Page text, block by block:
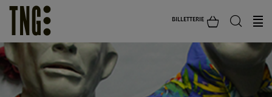
BILLETTERIE